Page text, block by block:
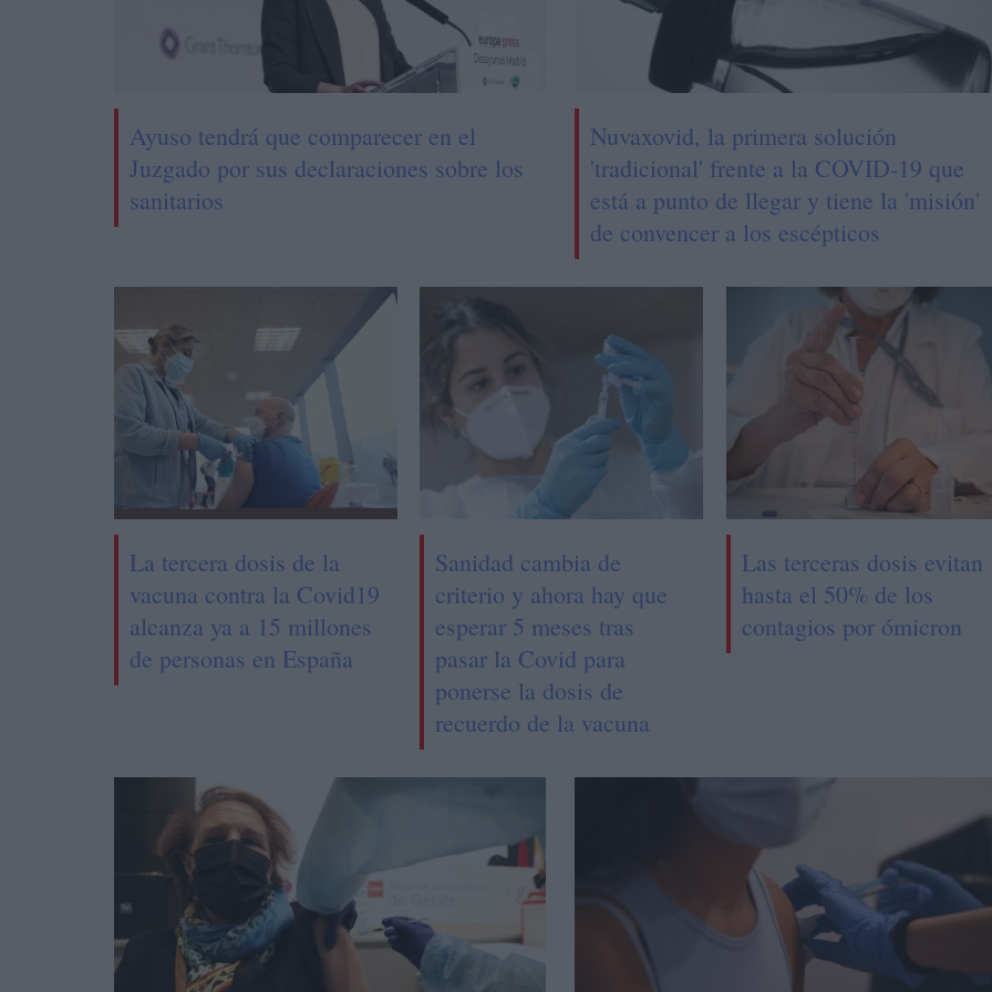
Ayuso tendrá que comparecer en el
Juzgado por sus declaraciones sobre los
sanitarios
Nuvaxovid, la primera solución
'tradicional' frente a la COVID-19 que
está a punto de llegar y tiene la 'misión'
de convencer a los escépticos
La tercera dosis de la
vacuna contra la Covid19
alcanza ya a 15 millones
de personas en España
Sanidad cambia de
criterio y ahora hay que
esperar 5 meses tras
pasar la Covid para
ponerse la dosis de
recuerdo de la vacuna
Las terceras dosis evitan
hasta el 50% de los
contagios por ómicron